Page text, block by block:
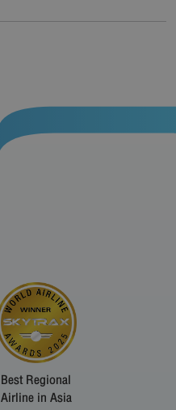
Best Regional
Airline in Asia